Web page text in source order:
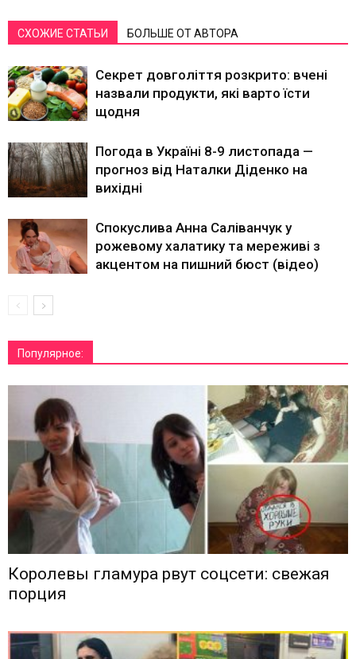
СХОЖИЕ СТАТЬИ БОЛЬШЕ ОТ АВТОРА
Секрет довголіття розкрито: вчені
назвали продукти, які варто їсти
щодня
Погода в Україні 8-9 листопада —
прогноз від Наталки Діденко на
вихідні
Спокуслива Анна Саліванчук у
рожевому халатику та мереживі з
акцентом на пишний бюст (відео)
Популярное:
Королевы гламура рвут соцсети: свежая
порция